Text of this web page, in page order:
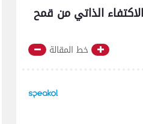
الذاتي من قمح
خط المقالة